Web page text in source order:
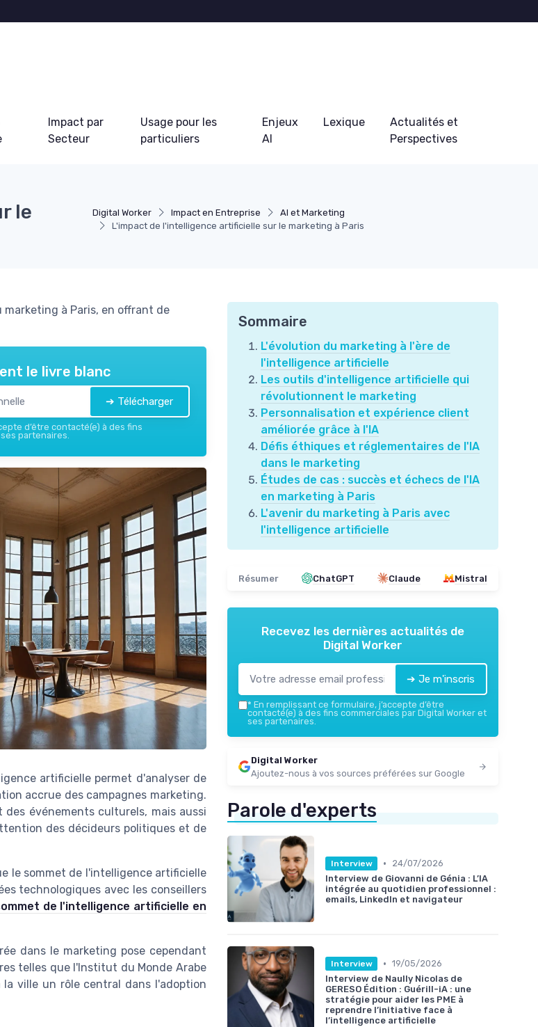
Impact par
Secteur
Usage pour les
particuliers
Enjeux
AI
Lexique
Actualités et
Perspectives
Digital Worker Impact en Entreprise
AI et Marketing
L'impact de l'intelligence artificielle sur le marketing à Paris
le
à Paris, en offrant de
le livre blanc
➔ Télécharger
d’être contacté(e) à des fins
partenaires.
artificielle permet d'analyser de
accrue des campagnes marketing.
événements culturels, mais aussi
des décideurs politiques et de
le sommet de l'intelligence artificielle
technologiques avec les conseillers
de l'intelligence artificielle en
dans le marketing pose cependant
telles que l'Institut du Monde Arabe
ville un rôle central dans l'adoption
Sommaire
L'évolution du marketing à l'ère de
l'intelligence artificielle
Les outils d'intelligence artificielle qui
révolutionnent le marketing
Personnalisation et expérience client
améliorée grâce à l'IA
Défis éthiques et réglementaires de l'IA
dans le marketing
Études de cas : succès et échecs de l'IA
en marketing à Paris
L'avenir du marketing à Paris avec
l'intelligence artificielle
Résumer ChatGPT Claude Mistral
Recevez les dernières actualités de
Digital Worker
➔ Je m'inscris
* En remplissant ce formulaire, j’accepte d’être
contacté(e) à des fins commerciales par Digital Worker et
ses partenaires.
Digital Worker
Ajoutez-nous à vos sources préférées sur Google
Parole d'experts
Interview •
24/07/2026
Interview de Giovanni de Génia : L’IA
intégrée au quotidien professionnel :
emails, LinkedIn et navigateur
Interview • 19/05/2026
Interview de Naully Nicolas de
GERESO Édition : Guérill-iA : une
stratégie pour aider les PME à
reprendre l’initiative face à
l’intelligence artificielle